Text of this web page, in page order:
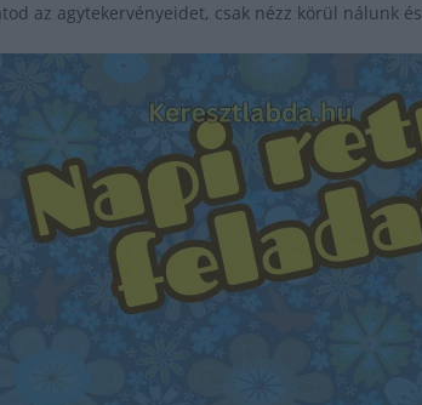
az agytekervényeidet, csak nézz körül nálunk és